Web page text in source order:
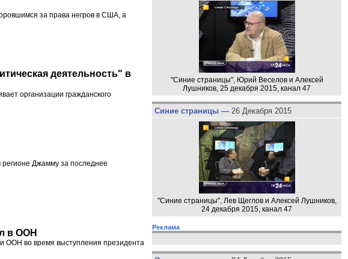
за права негров в США, а
деятельность" в
организации гражданского
Джамму за последнее
в ООН
ООН во время выступления президента
"Синие страницы", Юрий Веселов и Алексей
Лушников, 25 декабря 2015, канал 47
Синие страницы — 26 Декабря 2015
"Синие страницы", Лев Щеглов и Алексей Лушников,
24 декабря 2015, канал 47
Реклама